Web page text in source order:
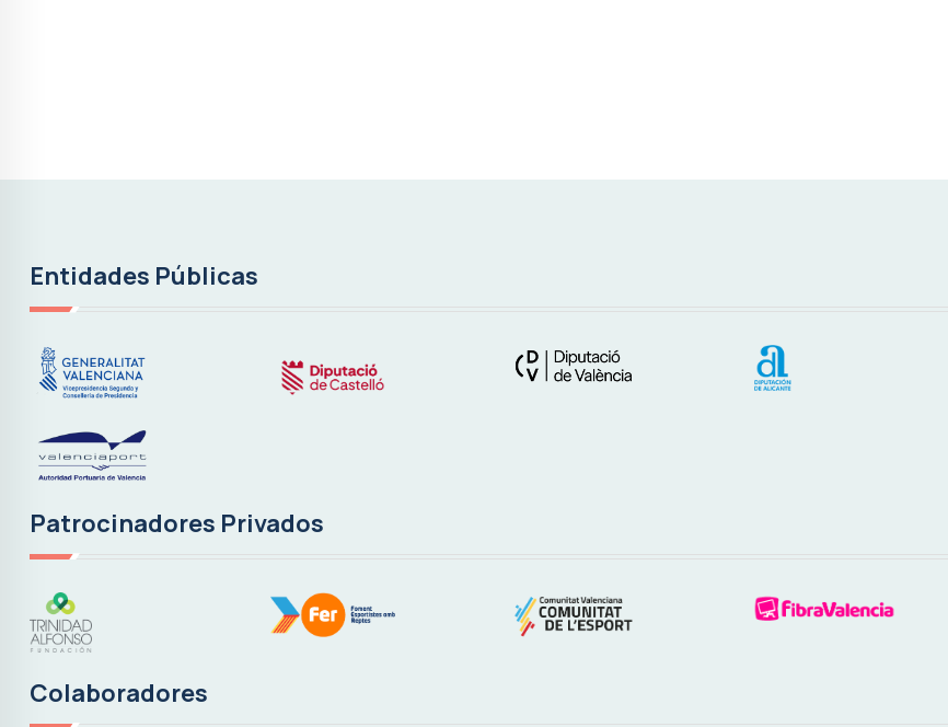
Entidades Públicas
Patrocinadores Privados
Colaboradores